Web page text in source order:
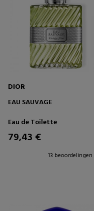
DIOR
EAU SAUVAGE
Eau de Toilette
79,43 €
13 beoordelingen